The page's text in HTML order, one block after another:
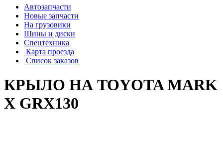
Автозапчасти
Новые запчасти
На грузовики
Шины и диски
Спецтехника
Карта проезда
Список заказов
КРЫЛО НА TOYOTA MARK
X GRX130